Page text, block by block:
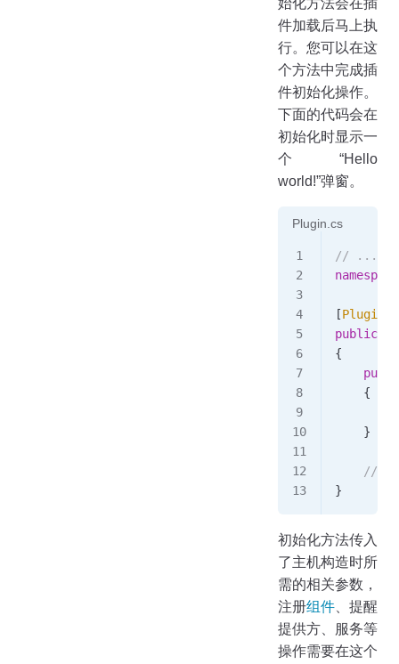
件加载后马上执
行。您可以在这
个方法中完成插
件初始化操作。
下面的代码会在
初始化时显示一
个“Hello
world!”弹窗。
Plugin.cs
// ...
namespace
[
public
{
    {
    }
//
}
初始化方法传入
了主机构造时所
需的相关参数，
注册组件 、提醒
提供方、服务等
操作需要在这个